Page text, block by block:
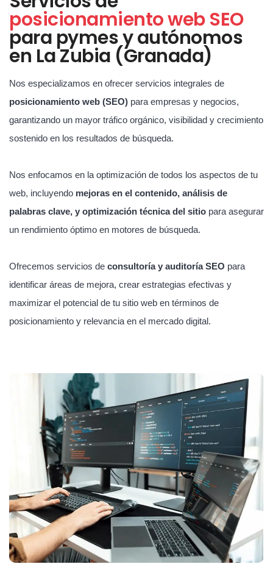
posicionamiento web SEO
para pymes y autónomos
en La Zubia (Granada)
Nos especializamos en ofrecer servicios integrales de
posicionamiento web (SEO) para empresas y negocios,
garantizando un mayor tráfico orgánico, visibilidad y crecimiento
sostenido en los resultados de búsqueda.
Nos enfocamos en la optimización de todos los aspectos de tu
web, incluyendo mejoras en el contenido, análisis de
palabras clave, y optimización técnica del sitio para asegurar
un rendimiento óptimo en motores de búsqueda.
Ofrecemos servicios de consultoría y auditoría SEO para
identificar áreas de mejora, crear estrategias efectivas y
maximizar el potencial de tu sitio web en términos de
posicionamiento y relevancia en el mercado digital.